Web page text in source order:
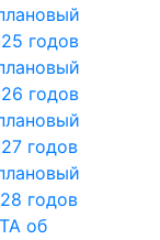
годов
годов
годов
годов
об